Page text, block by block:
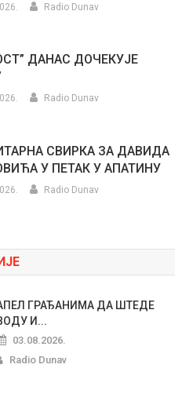
Radio Dunav
ДАНАС ДОЧЕКУЈЕ
Radio Dunav
СВИРКА ЗА ДАВИДА
У ПЕТАК У АПАТИНУ
Radio Dunav
ГРАЂАНИМА ДА ШТЕДЕ
И...
03.08.2026.
Radio Dunav